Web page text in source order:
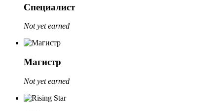
Специалист
Not yet earned
Магистр
Not yet earned